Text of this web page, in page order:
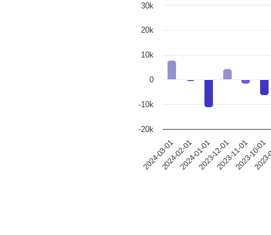
2024-03-012024-02-012024-01-012023-12-012023-11-012023-10-01
-20k
-10k
0
10k
20k
30k